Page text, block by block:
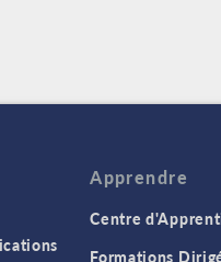
Apprendre
Centre
Formations